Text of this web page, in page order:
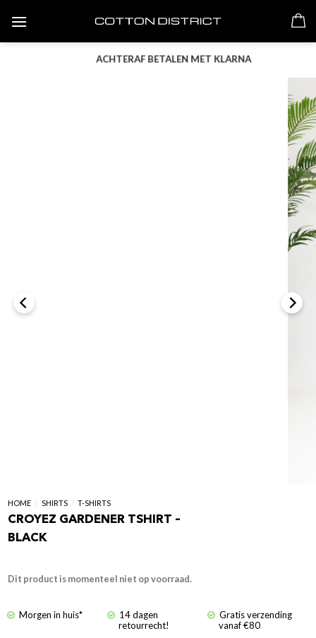
content
ACHTERAF BETALEN MET KLARNA
HOME / SHIRTS / T-SHIRTS
CROYEZ GARDENER TSHIRT –
BLACK
Dit product is momenteel niet op voorraad.
Morgen in huis*
14 dagen
retourrecht!
Gratis verzending
vanaf €80